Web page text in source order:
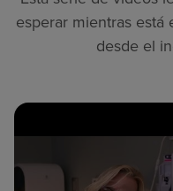
esperar mientras está
desde el